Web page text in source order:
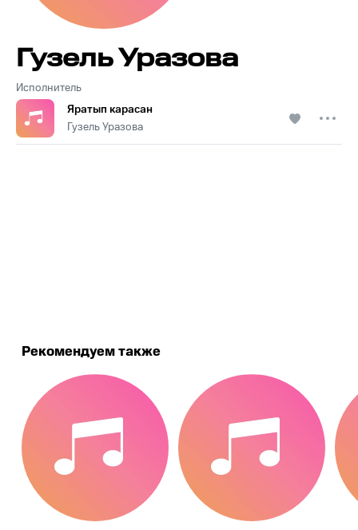
Исполнитель
Гузель Уразова
Яратып карасан
Гузель Уразова
Рекомендуем также